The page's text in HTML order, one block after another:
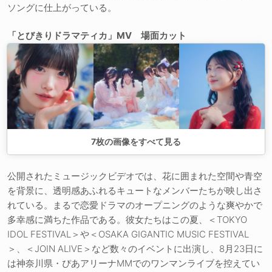
ソングに仕上がっている。
「とびきりドラマティカ」MV 場面カット
7枚の画像をすべて見る
公開されたミュージックビデオでは、花に囲まれた空間や青空
を背景に、透明感あふれるキュートなメンバーたちが映し出さ
れている。まるで恋愛ドラマのオープニングのような爽やかで
多幸感に満ちた作品である。彼女たちはこの夏、＜TOKYO
IDOL FESTIVAL＞や＜OSAKA GIGANTIC MUSIC FESTIVAL
＞、＜JOIN ALIVE＞など数々のイベントに出演し、8月23日に
は神奈川県・ぴあアリーナMMでのワンマンライブを控えてい